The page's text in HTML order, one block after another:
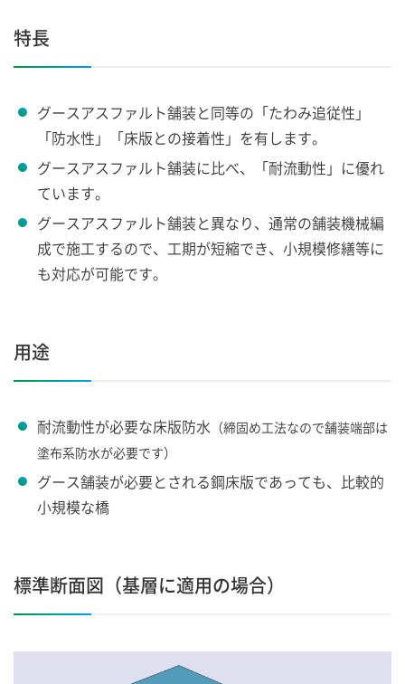
特長
グースアスファルト舗装と同等の「たわみ追従性」
「防水性」「床版との接着性」を有します。
グースアスファルト舗装に比べ、「耐流動性」に優れ
ています。
グースアスファルト舗装と異なり、通常の舗装機械編
成で施工するので、工期が短縮でき、小規模修繕等に
も対応が可能です。
用途
耐流動性が必要な床版防水 （締固め工法なので舗装端部は
塗布系防水が必要です）
グース舗装が必要とされる鋼床版であっても、比較的
小規模な橋
標準断面図（基層に適用の場合）